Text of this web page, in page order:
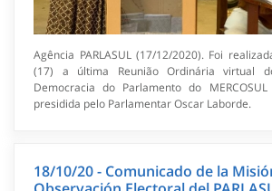
Agência PARLASUL (17/12/2020). Foi
(17) a última Reunião Ordinária virtual
Democracia do Parlamento do
presidida pelo Parlamentar Oscar Laborde.
18/10/20 - Comunicado de la